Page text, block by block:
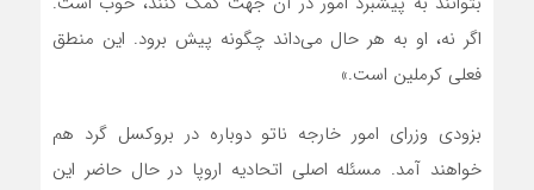
اگر نه، او به هر حال می‌داند چگونه پیش برود. این منطق
فعلی کرملین است.»
بزودی وزرای امور خارجه ناتو دوباره در بروکسل گرد هم
خواهند آمد. مسئله اصلی اتحادیه اروپا در حال حاضر این